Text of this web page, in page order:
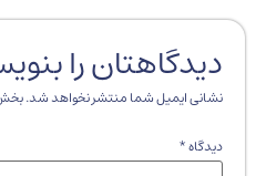
دیدگاهتان را
نشانی ایمیل شما منتشر نخواهد شد.بخش‌های
دیدگاه*